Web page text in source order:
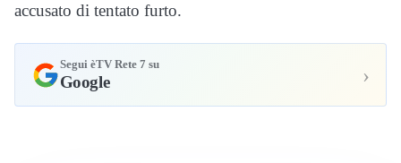
accusato di tentato furto.
Segui èTV Rete 7 su
Google ›